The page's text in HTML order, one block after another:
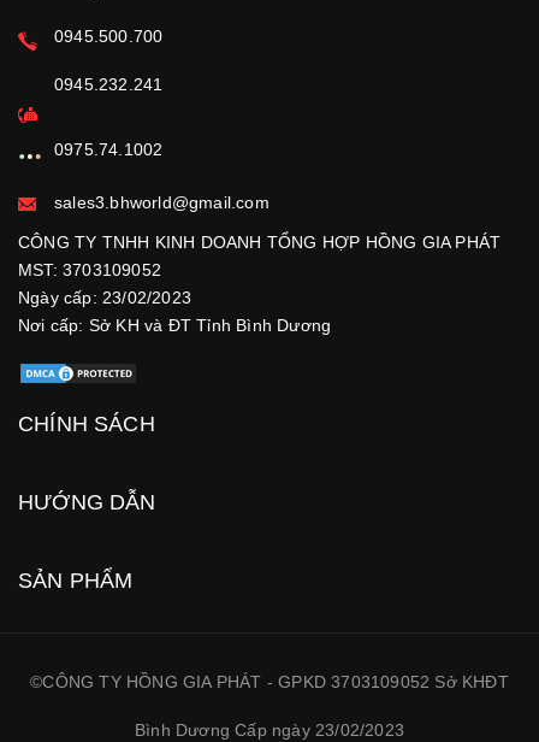
0945.500.700
0945.232.241
0975.74.1002
sales3.bhworld@gmail.com
CÔNG TY TNHH KINH DOANH TỔNG HỢP HỒNG GIA PHÁT
MST: 3703109052
Ngày cấp: 23/02/2023
Nơi cấp: Sở KH và ĐT Tỉnh Bình Dương
CHÍNH SÁCH
HƯỚNG DẪN
SẢN PHẨM
©CÔNG TY HỒNG GIA PHÁT - GPKD 3703109052 Sở KHĐT
Bình Dương Cấp ngày 23/02/2023